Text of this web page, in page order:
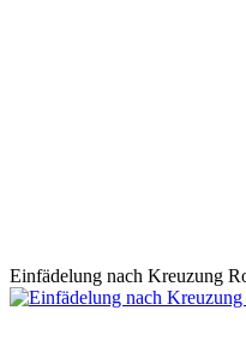
Einfädelung nach Kreuzung